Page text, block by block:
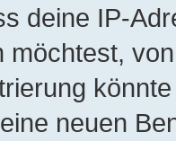
deine IP-
möchtest,
neuen